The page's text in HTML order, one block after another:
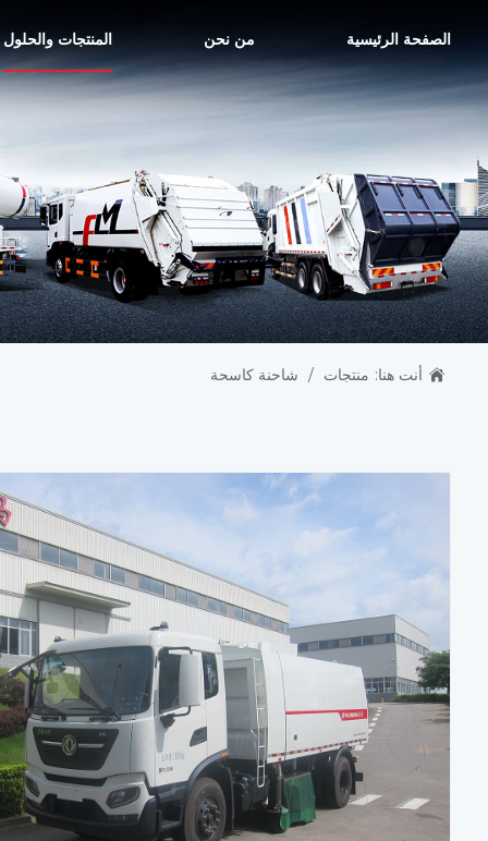
الصفحة الرئيسية من نحن المنتجات والحلول
أنت هنا: منتجات / شاحنة كاسحة